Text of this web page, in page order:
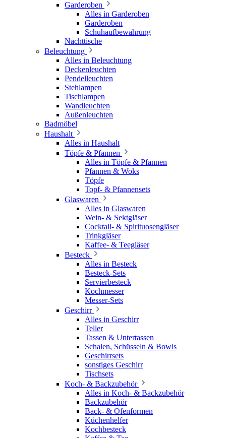
Garderoben
Alles in Garderoben
Garderoben
Schuhaufbewahrung
Nachttische
Beleuchtung
Alles in Beleuchtung
Deckenleuchten
Pendelleuchten
Stehlampen
Tischlampen
Wandleuchten
Außenleuchten
Badmöbel
Haushalt
Alles in Haushalt
Töpfe & Pfannen
Alles in Töpfe & Pfannen
Pfannen & Woks
Töpfe
Topf- & Pfannensets
Glaswaren
Alles in Glaswaren
Wein- & Sektgläser
Cocktail- & Spirituosengläser
Trinkgläser
Kaffee- & Teegläser
Besteck
Alles in Besteck
Besteck-Sets
Servierbesteck
Kochmesser
Messer-Sets
Geschirr
Alles in Geschirr
Teller
Tassen & Untertassen
Schalen, Schüsseln & Bowls
Geschirrsets
sonstiges Geschirr
Tischsets
Koch- & Backzubehör
Alles in Koch- & Backzubehör
Backzubehör
Back- & Ofenformen
Küchenhelfer
Kochbesteck